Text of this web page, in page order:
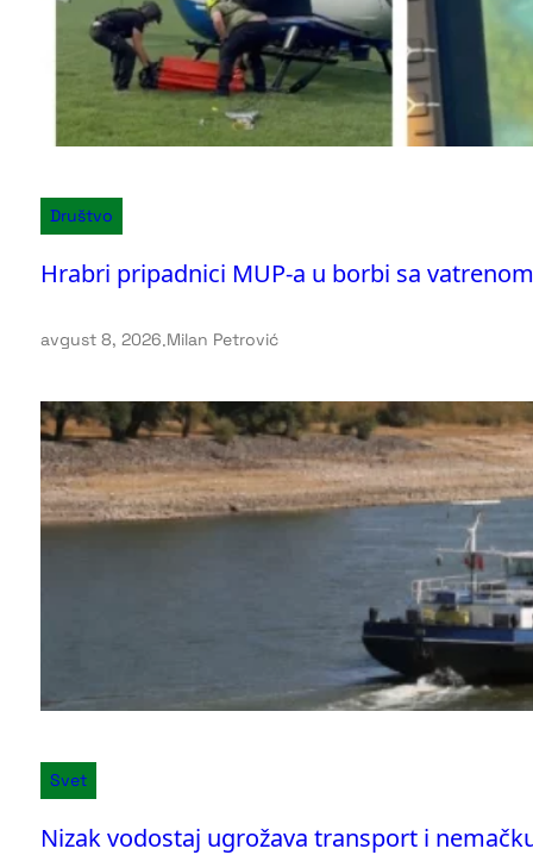
Društvo
Hrabri pripadnici MUP-a u borbi sa
avgust 8, 2026.Milan Petrović
Svet
Nizak vodostaj ugrožava transport i